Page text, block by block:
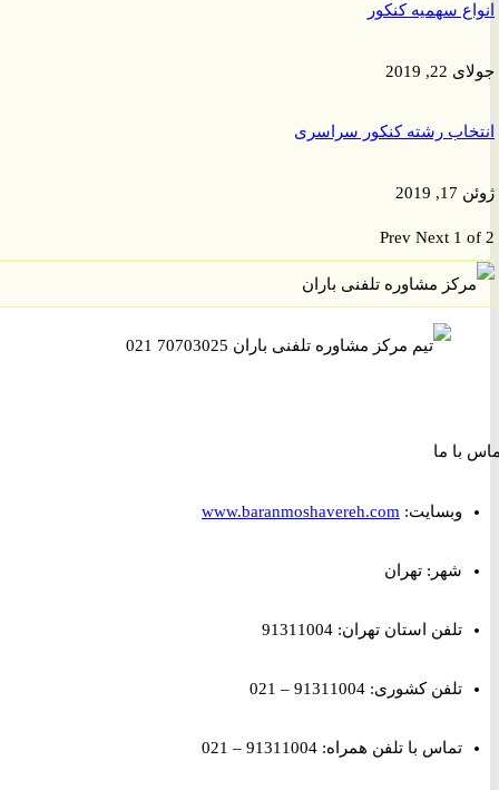
سهمیه کنکور
2019
رشته کنکور سراسری
PrevNext 1
ما
وبسایت:www.baranmoshavereh.com
شهر: تهران
تلفن استان تهران: 91311004
تلفن کشوری: 91311004 – 021
تماس با تلفن همراه: 91311004 – 021